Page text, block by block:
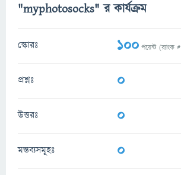
"myphotosocks" র কার্যক্রম
স্কোরঃ 100 পয়েন্ট (র‌্যাংক #
প্রশ্নঃ 0
উত্তরঃ 0
মন্তব্যসমূহঃ 0